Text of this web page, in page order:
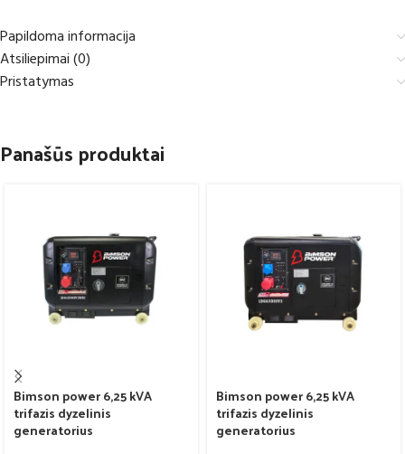
Papildoma informacija
Atsiliepimai (0)
Pristatymas
Panašūs produktai
Bimson power 6,25 kVA
trifazis dyzelinis
generatorius
Bimson power 6,25 kVA
trifazis dyzelinis
generatorius